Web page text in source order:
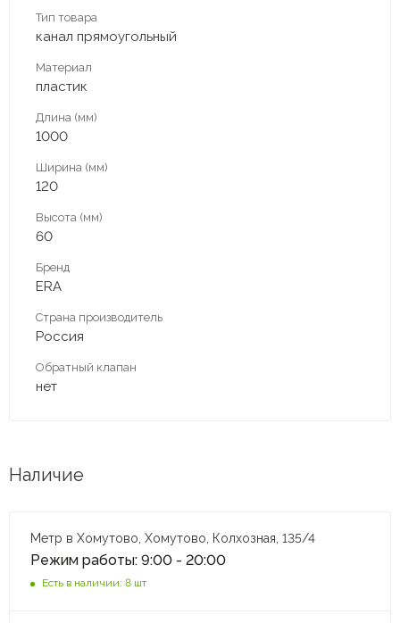
Тип товара
канал прямоугольный
Материал
пластик
Длина (мм)
1000
Ширина (мм)
120
Высота (мм)
60
Бренд
ERA
Страна производитель
Россия
Обратный клапан
нет
Наличие
Метр в Хомутово, Хомутово, Колхозная, 135/4
Режим работы: 9:00 - 20:00
Есть в наличии: 8 шт